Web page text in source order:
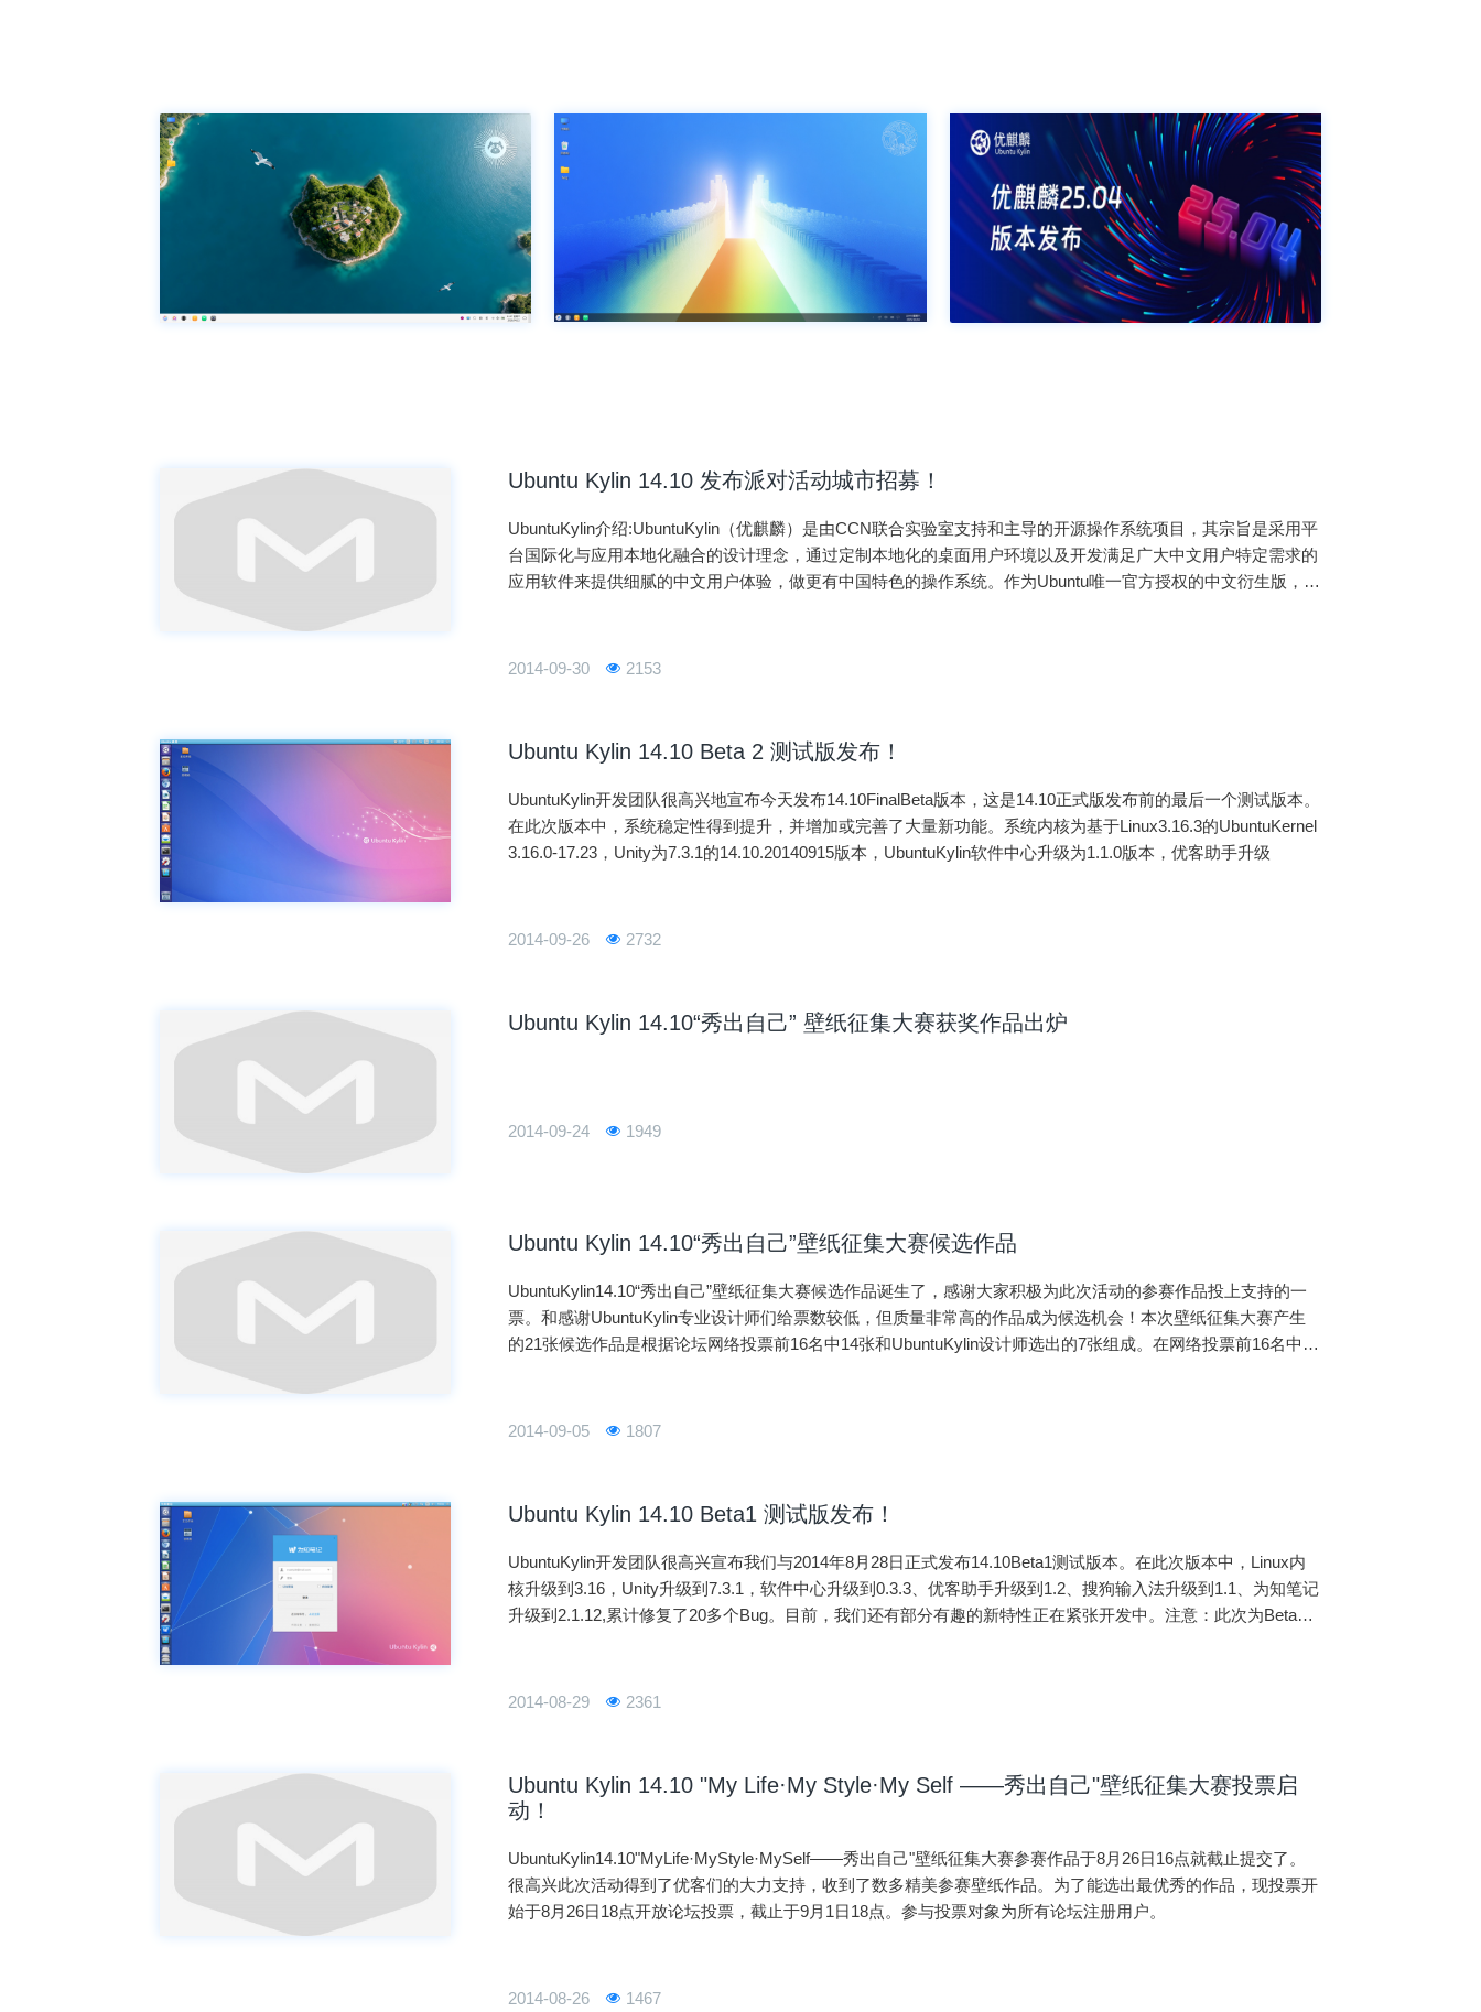
Ubuntu Kylin 14.10 发布派对活动城市招募！
UbuntuKylin介绍:UbuntuKylin（优麒麟）是由CCN联合实验室支持和主导的开源操作系统项目，其宗旨是采用平
台国际化与应用本地化融合的设计理念，通过定制本地化的桌面用户环境以及开发满足广大中文用户特定需求的
应用软件来提供细腻的中文用户体验，做更有中国特色的操作系统。作为Ubuntu唯一官方授权的中文衍生版，U
2014-09-30 2153
Ubuntu Kylin 14.10 Beta 2 测试版发布！
UbuntuKylin开发团队很高兴地宣布今天发布14.10FinalBeta版本，这是14.10正式版发布前的最后一个测试版本。
在此次版本中，系统稳定性得到提升，并增加或完善了大量新功能。系统内核为基于Linux3.16.3的UbuntuKernel
3.16.0-17.23，Unity为7.3.1的14.10.20140915版本，UbuntuKylin软件中心升级为1.1.0版本，优客助手升级
2014-09-26 2732
Ubuntu Kylin 14.10“秀出自己” 壁纸征集大赛获奖作品出炉
2014-09-24 1949
Ubuntu Kylin 14.10“秀出自己”壁纸征集大赛候选作品
UbuntuKylin14.10“秀出自己”壁纸征集大赛候选作品诞生了，感谢大家积极为此次活动的参赛作品投上支持的一
票。和感谢UbuntuKylin专业设计师们给票数较低，但质量非常高的作品成为候选机会！本次壁纸征集大赛产生
的21张候选作品是根据论坛网络投票前16名中14张和UbuntuKylin设计师选出的7张组成。在网络投票前16名中由
2014-09-05 1807
Ubuntu Kylin 14.10 Beta1 测试版发布！
UbuntuKylin开发团队很高兴宣布我们与2014年8月28日正式发布14.10Beta1测试版本。在此次版本中，Linux内
核升级到3.16，Unity升级到7.3.1，软件中心升级到0.3.3、优客助手升级到1.2、搜狗输入法升级到1.1、为知笔记
升级到2.1.12,累计修复了20多个Bug。目前，我们还有部分有趣的新特性正在紧张开发中。注意：此次为Beta1
2014-08-29 2361
Ubuntu Kylin 14.10 "My Life·My Style·My Self ——秀出自己"壁纸征集大赛投票启
动！
UbuntuKylin14.10"MyLife·MyStyle·MySelf——秀出自己"壁纸征集大赛参赛作品于8月26日16点就截止提交了。
很高兴此次活动得到了优客们的大力支持，收到了数多精美参赛壁纸作品。为了能选出最优秀的作品，现投票开
始于8月26日18点开放论坛投票，截止于9月1日18点。参与投票对象为所有论坛注册用户。
2014-08-26 1467